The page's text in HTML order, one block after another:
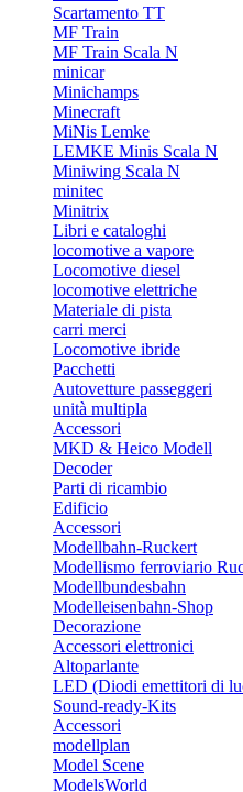
Scartamento TT
MF Train
MF Train Scala N
minicar
Minichamps
Minecraft
MiNis Lemke
LEMKE Minis Scala N
Miniwing Scala N
minitec
Minitrix
Libri e cataloghi
locomotive a vapore
Locomotive diesel
locomotive elettriche
Materiale di pista
carri merci
Locomotive ibride
Pacchetti
Autovetture passeggeri
unità multipla
Accessori
MKD & Heico Modell
Decoder
Parti di ricambio
Edificio
Accessori
Modellbahn-Ruckert
Modellismo ferroviario
Modellbundesbahn
Modelleisenbahn-Shop
Decorazione
Accessori elettronici
Altoparlante
LED (Diodi emettitori di
Sound-ready-Kits
Accessori
modellplan
Model Scene
ModelsWorld